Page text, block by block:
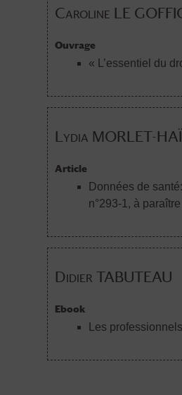
Caroline LE
Ouvrage
« L’essentiel du
Lydia MORLET-
Article
Données de
n°293-1, à
Didier TABUTEAU
Ebook
Les